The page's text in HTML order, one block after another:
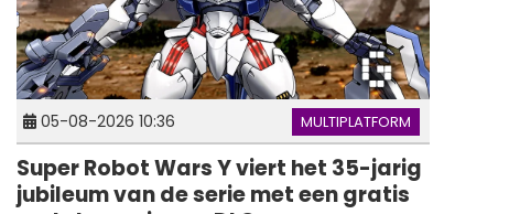
05-08-2026 10:36 MULTIPLATFORM
Super Robot Wars Y viert het 35-jarig
jubileum van de serie met een gratis